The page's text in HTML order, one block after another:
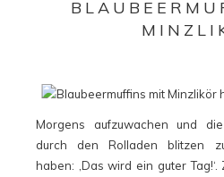
Morgens aufzuwachen und
durch den Rolladen blitzen
haben: ‚Das wird ein guter